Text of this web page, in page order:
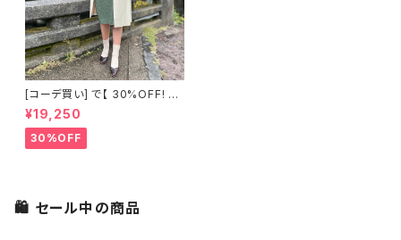
[コーデ買い] で【 30%OFF! 】3
点 古着 jun ashida ツイードグ
リーンスカート + フランス古着
Puce グリーン総柄シャツ + フ
ランス古着 七分袖ベージュコー
¥19,250
30%OFF
🛍 セール中の商品